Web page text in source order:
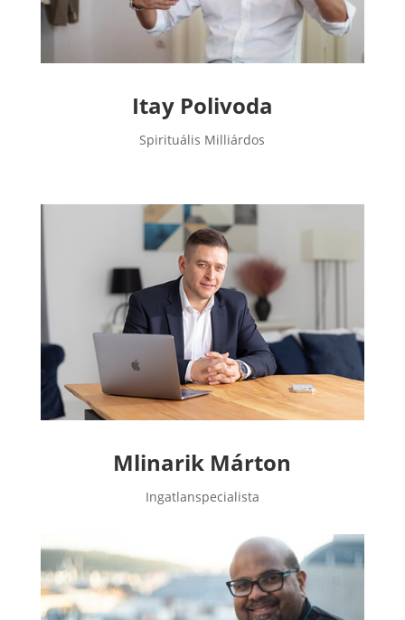
Itay Polivoda
Spirituális Milliárdos
Mlinarik Márton
Ingatlanspecialista